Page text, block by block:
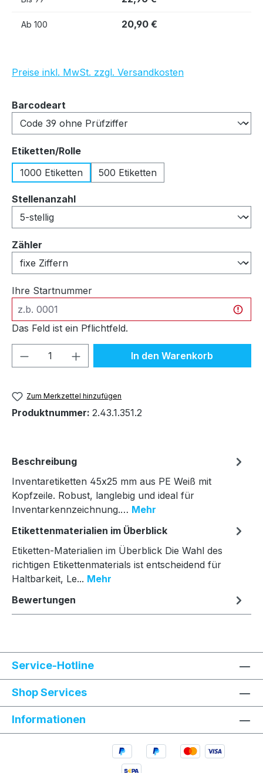
Ab 100 20,90 €
Preise inkl. MwSt. zzgl. Versandkosten
Barcodeart
Etiketten/Rolleauswählen
1000 Etiketten
500 Etiketten
Stellenanzahlauswählen
Zähler
Ihre Startnummer
Das Feld ist ein Pflichtfeld.
Produkt Anzahl: Gib denIn den Warenkorb
Zum Merkzettel hinzufügen
Produktnummer: 2.43.1.351.2
Beschreibung
Inventaretiketten 45x25 mm aus PE Weiß mit
Kopfzeile. Robust, langlebig und ideal für
Inventarkennzeichnung.… Mehr
Etikettenmaterialien im Überblick
Etiketten-Materialien im Überblick Die Wahl des
richtigen Etikettenmaterials ist entscheidend für
Haltbarkeit, Le... Mehr
Bewertungen
Service-Hotline
Shop Services
Informationen